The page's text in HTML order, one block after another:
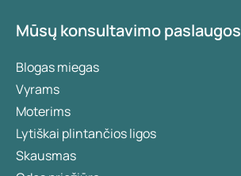
Mūsų konsultavimo paslaugos
Blogas miegas
Vyrams
Moterims
Lytiškai plintančios ligos
Skausmas